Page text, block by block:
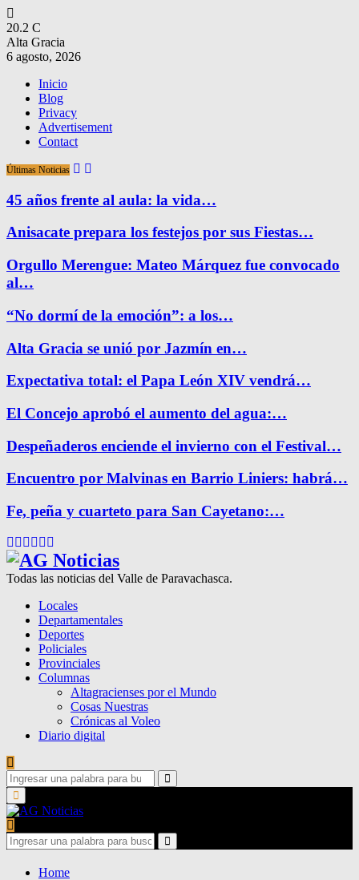
20.2 C
Alta Gracia
6 agosto, 2026
Inicio
Blog
Privacy
Advertisement
Contact
Últimas Noticias
45 años frente al aula: la vida…
Anisacate prepara los festejos por sus Fiestas…
Orgullo Merengue: Mateo Márquez fue convocado
al…
“No dormí de la emoción”: a los…
Alta Gracia se unió por Jazmín en…
Expectativa total: el Papa León XIV vendrá…
El Concejo aprobó el aumento del agua:…
Despeñaderos enciende el invierno con el Festival…
Encuentro por Malvinas en Barrio Liniers: habrá…
Fe, peña y cuarteto para San Cayetano:…
Facebook
Twitter
Instagram
Pinterest
Google
Todas las noticias del Valle de Paravachasca.
Locales
Departamentales
Deportes
Policiales
Provinciales
Columnas
Altagracienses por el Mundo
Cosas Nuestras
Crónicas al Voleo
Diario digital
Search
for:
Search
Primary
Menu
Search
for:
Search
Home